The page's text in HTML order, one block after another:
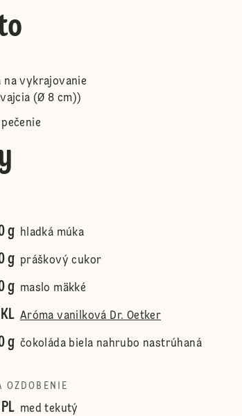
na vykrajovanie
(Ø 8 cm))
g hladká múka
g práškový cukor
g maslo mäkké
Aróma vanilková Dr. Oetker
g čokoláda biela nahrubo nastrúhaná
OZDOBENIE
med tekutý